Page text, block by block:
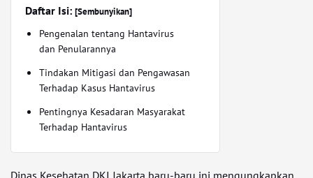
Daftar Isi: [Sembunyikan]
Pengenalan tentang Hantavirus
dan Penularannya
Tindakan Mitigasi dan Pengawasan
Terhadap Kasus Hantavirus
Pentingnya Kesadaran Masyarakat
Terhadap Hantavirus
Dinas Kesehatan DKI Jakarta baru-baru ini mengungkapkan